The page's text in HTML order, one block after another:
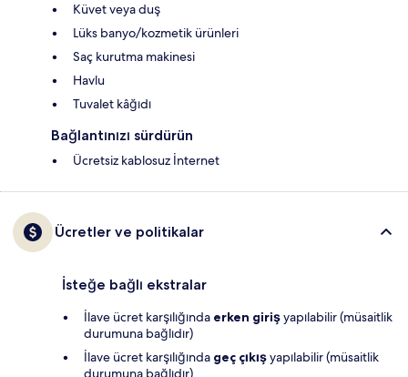
Küvet veya duş
Lüks banyo/kozmetik ürünleri
Saç kurutma makinesi
Havlu
Tuvalet kâğıdı
Bağlantınızı sürdürün
Ücretsiz kablosuz İnternet
Ücretler ve politikalar
İsteğe bağlı ekstralar
İlave ücret karşılığında erken girişyapılabilir (müsaitlik
durumuna bağlıdır)
İlave ücret karşılığında geç çıkışyapılabilir (müsaitlik
durumuna bağlıdır)